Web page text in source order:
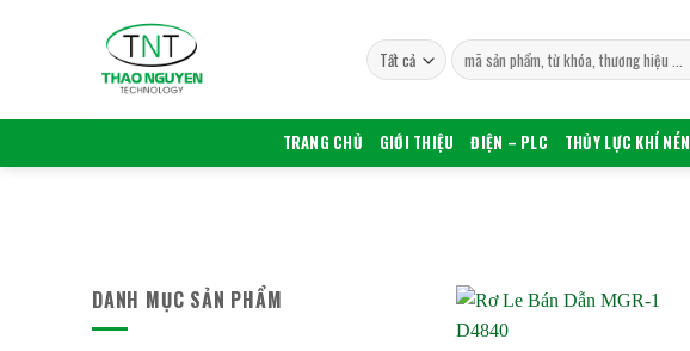
Tìm
kiếm:
TRANG CHỦ GIỚI THIỆU ĐIỆN – PLC THỦY LỰC KHÍ NÉN
DANH MỤC SẢN PHẨM